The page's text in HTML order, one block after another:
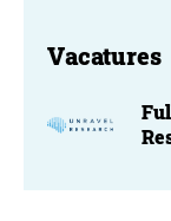
Vacatures